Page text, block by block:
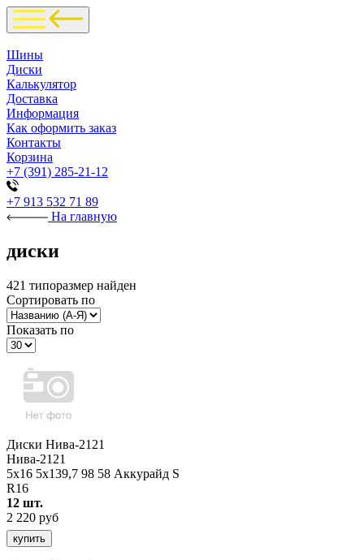
Шины
Диски
Калькулятор
Доставка
Информация
Как оформить заказ
Контакты
Корзина
+7 (391) 285-21-12
+7 913 532 71 89
На главную
диски
421 типоразмер найден
Сортировать по
Показать по
Диски Нива-2121
Нива-2121
5x16 5x139,7 98 58 Аккурайд S
R16
12 шт.
2 220 руб
купить